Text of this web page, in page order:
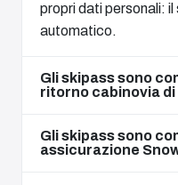
propri dati personali:
automatico.
Gli skipass sono
ritorno cabinovia di
Gli skipass sono
assicurazione